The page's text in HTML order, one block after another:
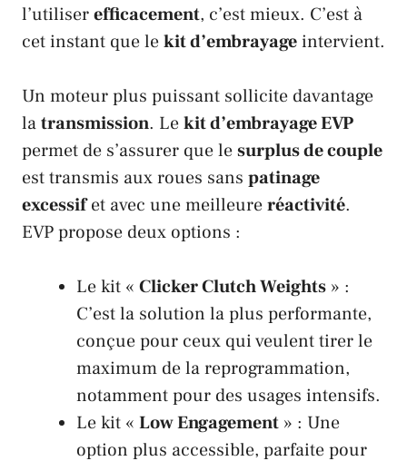
l’utiliserefficacement, c’est mieux. C’est à
cet instant que lekit d’embrayageintervient.
Un moteur plus puissant sollicite davantage
latransmission. Lekit d’embrayage EVP
permet de s’assurer que lesurplus de couple
est transmis aux roues sans patinage
excessifet avec une meilleureréactivité.
EVPpropose deux options :
Le kit « Clicker Clutch Weights » :
C’est la solution la plus performante,
conçue pour ceux qui veulent tirer le
maximum de la reprogrammation,
notamment pour des usages intensifs.
Le kit « Low Engagement » : Une
option plus accessible, parfaite pour